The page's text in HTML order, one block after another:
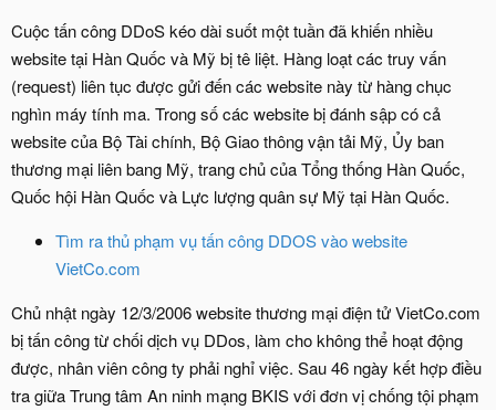
Cuộc tấn công DDoS kéo dài suốt một tuần đã khiến nhiều
website tại Hàn Quốc và Mỹ bị tê liệt. Hàng loạt các truy vấn
(request) liên tục được gửi đến các website này từ hàng chục
nghìn máy tính ma. Trong số các website bị đánh sập có cả
website của Bộ Tài chính, Bộ Giao thông vận tải Mỹ, Ủy ban
thương mại liên bang Mỹ, trang chủ của Tổng thống Hàn Quốc,
Quốc hội Hàn Quốc và Lực lượng quân sự Mỹ tại Hàn Quốc.
Tìm ra thủ phạm vụ tấn công DDOS vào website
VietCo.com
Chủ nhật ngày 12/3/2006 website thương mại điện tử VietCo.com
bị tấn công từ chối dịch vụ DDos, làm cho không thể hoạt động
được, nhân viên công ty phải nghỉ việc. Sau 46 ngày kết hợp điều
tra giữa Trung tâm An ninh mạng BKIS với đơn vị chống tội phạm